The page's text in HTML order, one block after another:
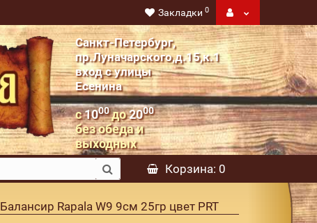
Закладки 0
Санкт-Петербург,
пр.Луначарского,д.15,к.1
вход с улицы
Есенина
с1000до2000
без обеда и
выходных
Корзина: 0
Балансир Rapala W9 9см 25гр цвет PRT